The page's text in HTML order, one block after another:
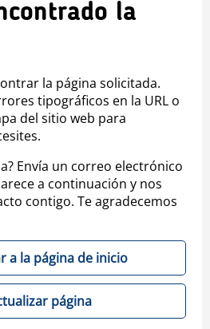
la
la página solicitada.
tipográficos en la URL o
del sitio web para
Envía un correo electrónico
a continuación y nos
contigo. Te agradecemos
a la página de inicio
página